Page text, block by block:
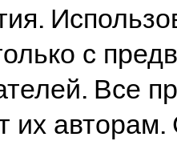
с
Все
их